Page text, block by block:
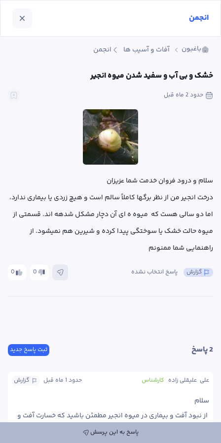
باغبون آفات و آسیب ها انجمن
خشک و بی آب و سفید شدن میوه انجیر
حدود 2 ماه قبل
راهنمایی شما ممنونم
0 0 پاسخ انتخاب نشده گزارش
ثبت پاسخ جدید 2 پاسخ
گزارش حدود 1 ماه قبل کارشناس علی  علیقلی زاده
پاسخ به این پرسش
انجمن